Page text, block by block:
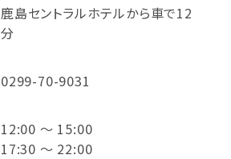
鹿島セントラルホテルから車で12
分
0299-70-9031
12:00 ～ 15:00
17:30 ～ 22:00